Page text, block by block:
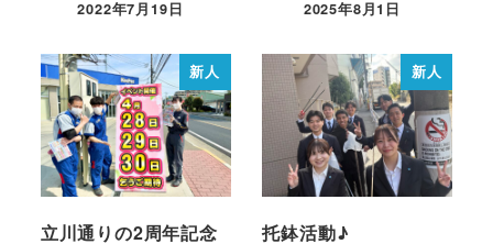
2022年7月19日 2025年8月1日
新人
立川通りの2周年記念
新人
托鉢活動♪